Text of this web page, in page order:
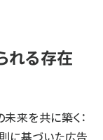
れる存在
来を共に築く：